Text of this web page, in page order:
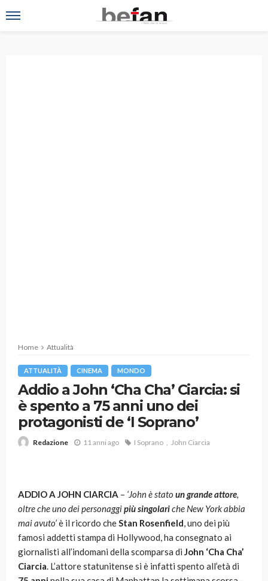
Home Attualità
ATTUALITÀ CINEMA MONDO
Addio a John ‘Cha Cha’ Ciarcia: si
è spento a 75 anni uno dei
protagonisti de ‘I Soprano’
Redazione 11 anni ago I Soprano John Ciarcia
ADDIO A JOHN CIARCIA – ‘John è stato un grande attore,
oltre che uno dei personaggipiù singolariche New York abbia
mai avuto’è il ricordo cheStan Rosenfield, uno dei più
famosi addetti stampa di Hollywood, ha consegnato ai
giornalisti all’indomani della scomparsa di John ‘Cha Cha’
Ciarcia. L’attore statunitense si è infatti spento all’età di